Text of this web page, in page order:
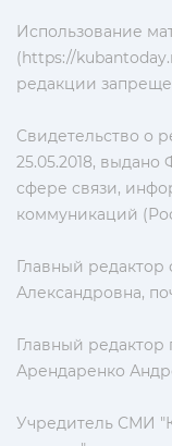
Использование
(https://
редакции
Свидетельство о
25.05.2018,
сфере связи,
коммуникаций
Главный
Александровна,
Главный редактор
Арендаренко
Учредитель СМИ